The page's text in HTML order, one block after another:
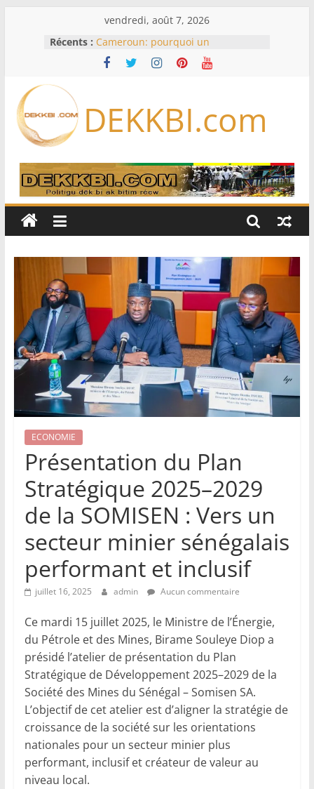
vendredi, août 7, 2026
Récents : Cameroun: pourquoi un
remaniement au sommet de
l’armée alors que Paul Biya est hors
logiciels écrits par l’IA, dominé par
Anthropic et OpenAI
Disney s’associe à TikTok pour tirer
davantage profit de ses univers
légendaires
France – Algérie: l’affaire Mehdi
policière contre le narcotrafic
DEKKBI.com
ECONOMIE
Présentation du Plan
Stratégique 2025–2029
de la SOMISEN : Vers un
secteur minier sénégalais
performant et inclusif
juillet 16, 2025 admin Aucun commentaire
Ce mardi 15 juillet 2025, le Ministre de l’Énergie,
du Pétrole et des Mines, Birame Souleye Diop a
présidé l’atelier de présentation du Plan
Stratégique de Développement 2025–2029 de la
Société des Mines du Sénégal – Somisen SA.
L’objectif de cet atelier est d’aligner la stratégie de
croissance de la société sur les orientations
nationales pour un secteur minier plus
performant, inclusif et créateur de valeur au
niveau local.